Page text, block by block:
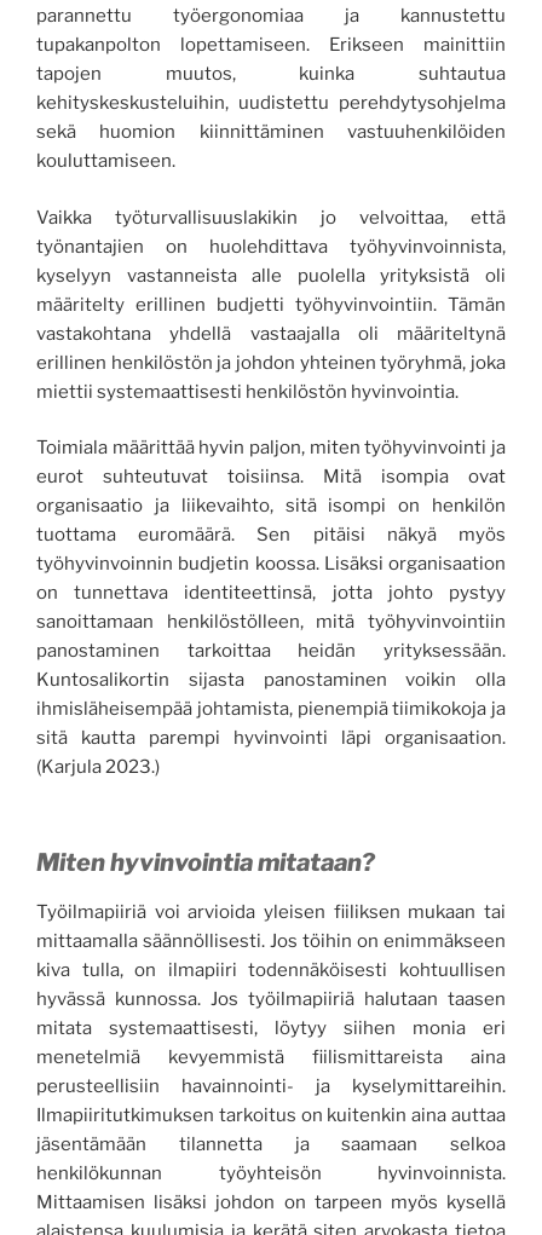
parannettu työergonomiaa ja kannustettu
tupakanpolton lopettamiseen. Erikseen mainittiin
tapojen muutos, kuinka suhtautua
kehityskeskusteluihin, uudistettu perehdytysohjelma
sekä huomion kiinnittäminen vastuuhenkilöiden
kouluttamiseen.
Vaikka työturvallisuuslakikin jo velvoittaa, että
työnantajien on huolehdittava työhyvinvoinnista,
kyselyyn vastanneista alle puolella yrityksistä oli
määritelty erillinen budjetti työhyvinvointiin. Tämän
vastakohtana yhdellä vastaajalla oli määriteltynä
erillinen henkilöstön ja johdon yhteinen työryhmä, joka
miettii systemaattisesti henkilöstön hyvinvointia.
Toimiala määrittää hyvin paljon, miten työhyvinvointi ja
eurot suhteutuvat toisiinsa. Mitä isompia ovat
organisaatio ja liikevaihto, sitä isompi on henkilön
tuottama euromäärä. Sen pitäisi näkyä myös
työhyvinvoinnin budjetin koossa. Lisäksi organisaation
on tunnettava identiteettinsä, jotta johto pystyy
sanoittamaan henkilöstölleen, mitä työhyvinvointiin
panostaminen tarkoittaa heidän yrityksessään.
Kuntosalikortin sijasta panostaminen voikin olla
ihmisläheisempää johtamista, pienempiä tiimikokoja ja
sitä kautta parempi hyvinvointi läpi organisaation.
(Karjula 2023.)
Miten hyvinvointia mitataan?
Työilmapiiriä voi arvioida yleisen fiiliksen mukaan tai
mittaamalla säännöllisesti. Jos töihin on enimmäkseen
kiva tulla, on ilmapiiri todennäköisesti kohtuullisen
hyvässä kunnossa. Jos työilmapiiriä halutaan taasen
mitata systemaattisesti, löytyy siihen monia eri
menetelmiä kevyemmistä fiilismittareista aina
perusteellisiin havainnointi- ja kyselymittareihin.
Ilmapiiritutkimuksen tarkoitus on kuitenkin aina auttaa
jäsentämään tilannetta ja saamaan selkoa
henkilökunnan työyhteisön hyvinvoinnista.
Mittaamisen lisäksi johdon on tarpeen myös kysellä